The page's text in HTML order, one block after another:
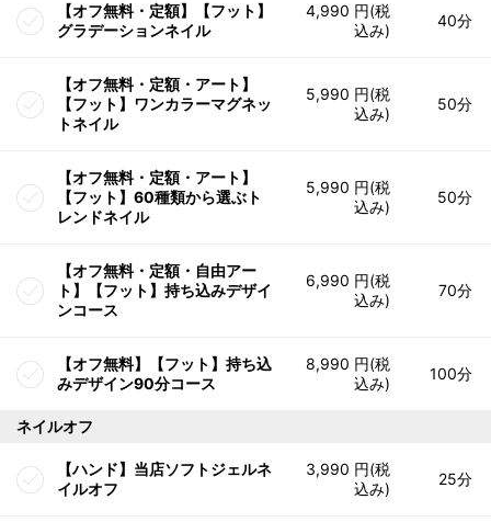
【オフ無料・定額】【フット】
グラデーションネイル
4,990 円(税
込み)
40分
【オフ無料・定額・アート】
【フット】ワンカラーマグネッ
トネイル
5,990 円(税
込み)
50分
【オフ無料・定額・アート】
【フット】60種類から選ぶト
レンドネイル
5,990 円(税
込み)
50分
【オフ無料・定額・自由アー
ト】【フット】持ち込みデザイ
ンコース
6,990 円(税
込み)
70分
【オフ無料】【フット】持ち込
みデザイン90分コース
8,990 円(税
込み)
100分
ネイルオフ
【ハンド】当店ソフトジェルネ
イルオフ
3,990 円(税
込み)
25分